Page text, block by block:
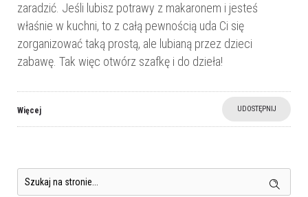
zaradzić. Jeśli lubisz potrawy z makaronem i jesteś
właśnie w kuchni, to z całą pewnością uda Ci się
zorganizować taką prostą, ale lubianą przez dzieci
zabawę. Tak więc otwórz szafkę i do dzieła!
Więcej UDOSTĘPNIJ